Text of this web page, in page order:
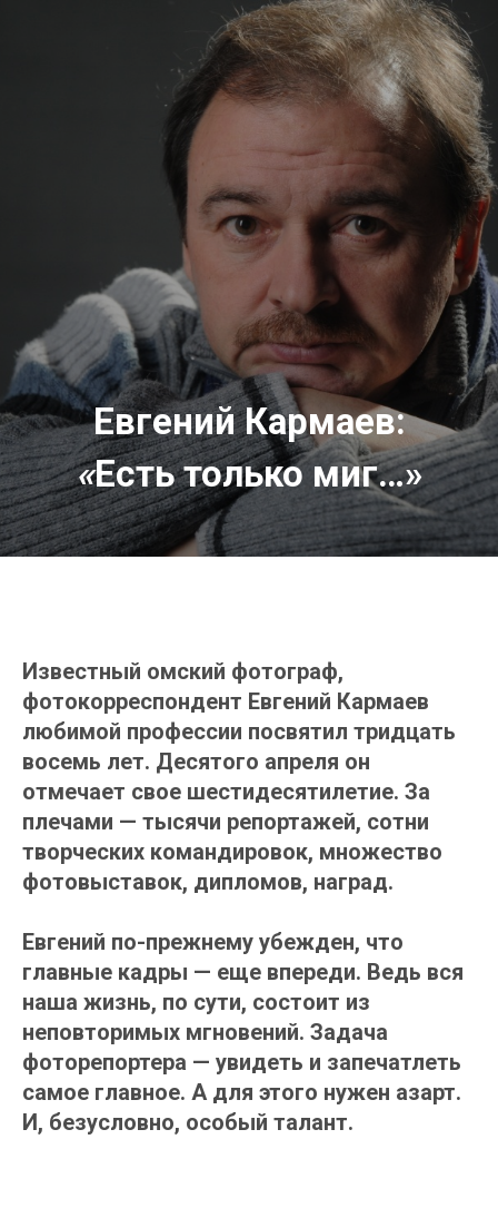
Евгений Кармаев:
«Есть только миг…»
Известный омский фотограф,
фотокорреспондент Евгений Кармаев
любимой профессии посвятил тридцать
восемь лет. Десятого апреля он
отмечает свое шестидесятилетие. За
плечами — тысячи репортажей, сотни
творческих командировок, множество
фотовыставок, дипломов, наград.
Евгений по-прежнему убежден, что
главные кадры — еще впереди. Ведь вся
наша жизнь, по сути, состоит из
неповторимых мгновений. Задача
фоторепортера — увидеть и запечатлеть
самое главное. А для этого нужен азарт.
И, безусловно, особый талант.